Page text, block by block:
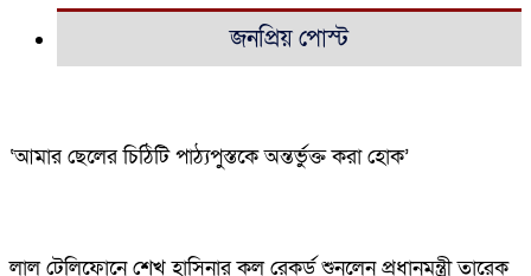
জনপ্রিয় পোস্ট
‘আমার ছেলের চিঠিটি পাঠ্যপুস্তকে অন্তর্ভুক্ত করা হোক’
লাল টেলিফোনে শেখ হাসিনার কল রেকর্ড শুনলেন প্রধানমন্ত্রী তারেক